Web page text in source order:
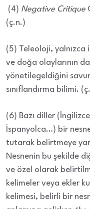
(4) Negative Critique
(ç.n.)
(5) Teleoloji, yalnızca
ve doğa olaylarının
yönetilegeldiğini
sınıflandırma bilimi.
(6) Bazı diller
İspanyolca…) bir
tutarak belirtmeye
Nesnenin bu şekilde
ve özel olarak
kelimeler veya ekler
kelimesi, belirli bir